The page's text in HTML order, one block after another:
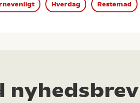
Hverdag Restemad
nyhedsbrev